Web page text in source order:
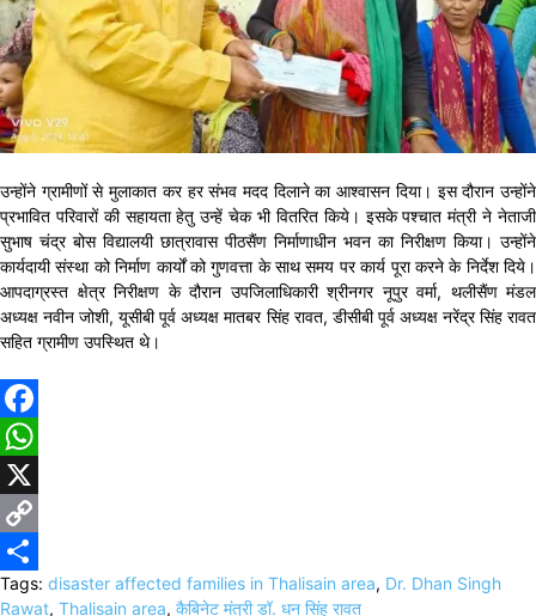
उन्होंने ग्रामीणों से मुलाकात कर हर संभव मदद दिलाने का आश्वासन दिया। इस दौरान उन्होंने
प्रभावित परिवारों की सहायता हेतु उन्हें चेक भी वितरित किये। इसके पश्चात मंत्री ने नेताजी
सुभाष चंद्र बोस विद्यालयी छात्रावास पीठसैंण निर्माणाधीन भवन का निरीक्षण किया। उन्होंने
कार्यदायी संस्था को निर्माण कार्यों को गुणवत्ता के साथ समय पर कार्य पूरा करने के निर्देश दिये।
आपदाग्रस्त क्षेत्र निरीक्षण के दौरान उपजिलाधिकारी श्रीनगर नूपुर वर्मा, थलीसैंण मंडल
अध्यक्ष नवीन जोशी, यूसीबी पूर्व अध्यक्ष मातबर सिंह रावत, डीसीबी पूर्व अध्यक्ष नरेंद्र सिंह रावत
सहित ग्रामीण उपस्थित थे।
Facebook
WhatsApp
X
Copy
Link
Share
Tags: disaster affected families in Thalisain area, Dr. Dhan Singh
Rawat, Thalisain area, कैबिनेट मंत्री डॉ. धन सिंह रावत